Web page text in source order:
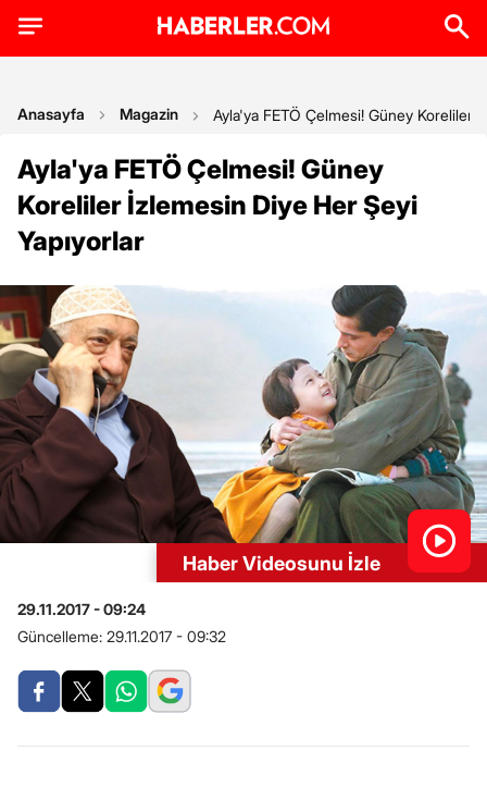
Anasayfa Magazin Ayla'ya FETÖ Çelmesi! Güney Koreliler
Ayla'ya FETÖ Çelmesi! Güney
Koreliler İzlemesin Diye Her Şeyi
Yapıyorlar
Haber Videosunu İzle
29.11.2017 - 09:24
Güncelleme: 29.11.2017 - 09:32